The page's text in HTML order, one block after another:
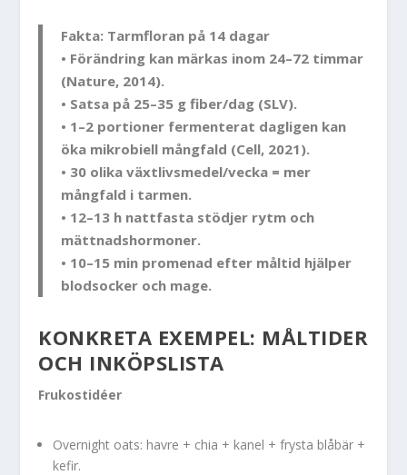
Fakta: Tarmfloran på 14 dagar
• Förändring kan märkas inom 24–72 timmar
(Nature, 2014).
• Satsa på 25–35 g fiber/dag (SLV).
• 1–2 portioner fermenterat dagligen kan
öka mikrobiell mångfald (Cell, 2021).
• 30 olika växtlivsmedel/vecka = mer
mångfald i tarmen.
• 12–13 h nattfasta stödjer rytm och
mättnadshormoner.
• 10–15 min promenad efter måltid hjälper
blodsocker och mage.
KONKRETA EXEMPEL: MÅLTIDER
OCH INKÖPSLISTA
Frukostidéer
Overnight oats: havre + chia + kanel + frysta blåbär +
kefir.